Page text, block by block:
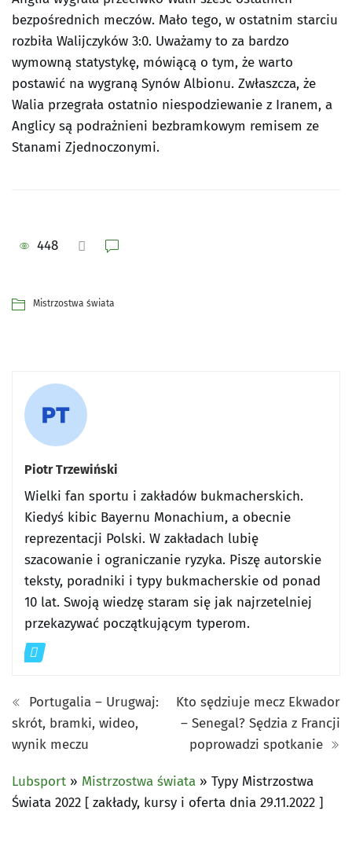
bezpośrednich meczów. Mało tego, w ostatnim starciu
rozbiła Walijczyków 3:0. Uważamy to za bardzo
wymowną statystykę, mówiącą o tym, że warto
postawić na wygraną Synów Albionu. Zwłaszcza, że
Walia przegrała ostatnio niespodziewanie z Iranem, a
Anglicy są podrażnieni bezbramkowym remisem ze
Stanami Zjednoczonymi.
448
Mistrzostwa świata
Piotr Trzewiński
Wielki fan sportu i zakładów bukmacherskich.
Kiedyś kibic Bayernu Monachium, a obecnie
reprezentacji Polski. W zakładach lubię
szacowanie i ograniczanie ryzyka. Piszę autorskie
teksty, poradniki i typy bukmacherskie od ponad
10 lat. Swoją wiedzę staram się jak najrzetelniej
przekazywać początkującym typerom.
Portugalia – Urugwaj:
skrót, bramki, wideo,
wynik meczu
Kto sędziuje mecz Ekwador
– Senegal? Sędzia z Francji
poprowadzi spotkanie
Lubsport » Mistrzostwa świata » Typy Mistrzostwa
Świata 2022 [ zakłady, kursy i oferta dnia 29.11.2022 ]